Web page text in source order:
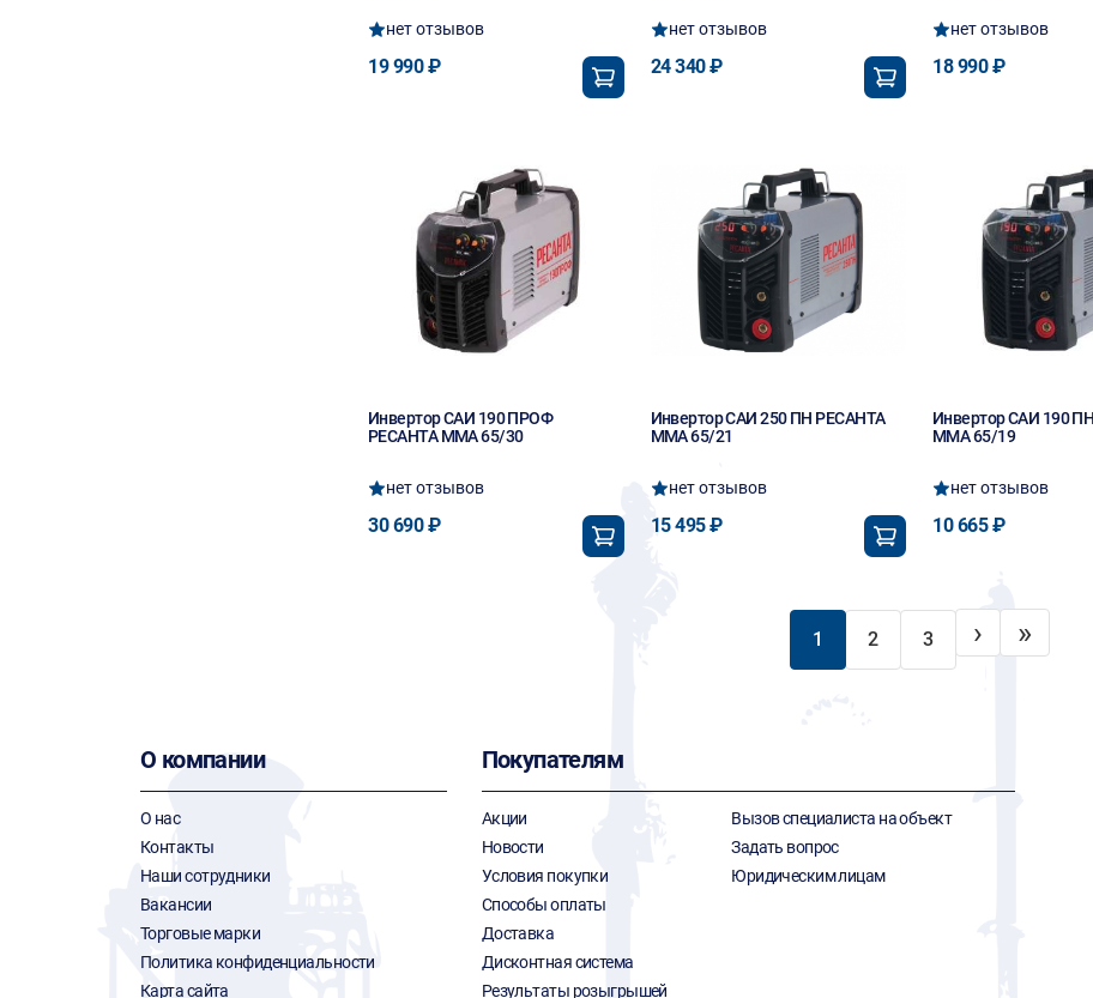
нет отзывов
19 990 ₽
нет отзывов
24 340 ₽
нет отзывов
18 990 ₽
Инвертор САИ 190 ПРОФ
РЕСАНТА MMA 65/30
нет отзывов
30 690 ₽
Инвертор САИ 250 ПН РЕСАНТА
MMA 65/21
нет отзывов
15 495 ₽
Инвертор САИ 190
MMA 65/19
нет отзывов
10 665 ₽
1 2 3 › »
О компании
О нас
Контакты
Наши сотрудники
Вакансии
Торговые марки
Политика конфиденциальности
Карта сайта
Покупателям
Акции
Новости
Условия покупки
Способы оплаты
Доставка
Дисконтная система
Результаты розыгрышей
Вызов специалиста на объект
Задать вопрос
Юридическим лицам